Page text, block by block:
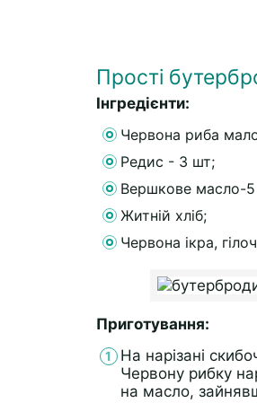
Прості
Інгредієнти:
Червона риба
Редис - 3 шт;
Вершкове масло-5
Житній хліб;
Червона ікра,
Приготування:
На нарізані
Червону рибку
на масло,